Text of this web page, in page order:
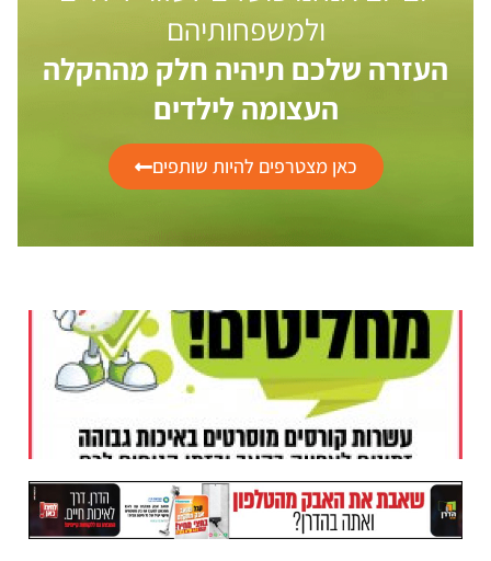
ולמשפחותיהם
העזרה שלכם תיהיה חלק מההקלה
העצומה לילדים
כאן מצטרפים להיות שותפים